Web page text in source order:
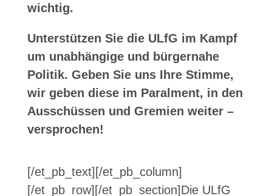
wichtig.
Unterstützen Sie die ULfG im Kampf
um unabhängige und bürgernahe
Politik. Geben Sie uns Ihre Stimme,
wir geben diese im Paralment, in den
Ausschüssen und Gremien weiter –
versprochen!
[/et_pb_text][/et_pb_column]
[/et_pb_row][/et_pb_section]Die ULfG